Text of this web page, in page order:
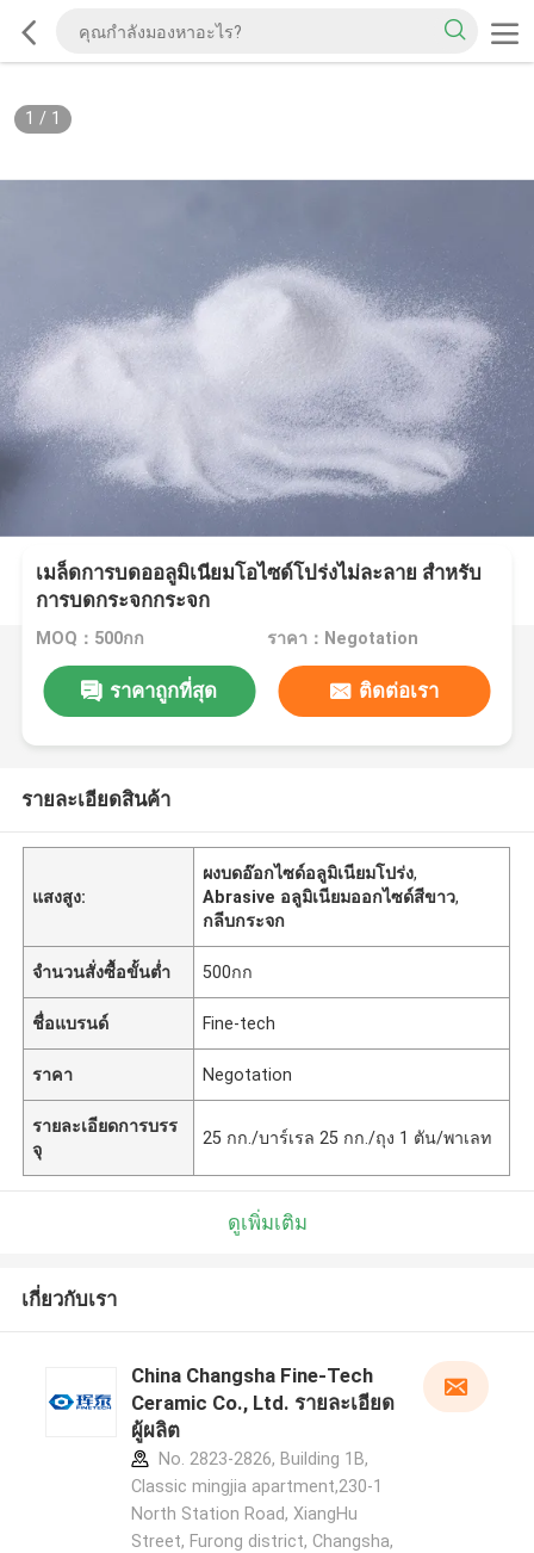
1 / 1
เมล็ดการบดออลูมิเนียมโอไซด์โปร่งไม่ละลาย สําหรับ
การบดกระจกกระจก
MOQ：500กก ราคา：Negotation
ราคาถูกที่สุด ติดต่อเรา
รายละเอียดสินค้า
แสงสูง:
ผงบดอ๊อกไซด์อลูมิเนียมโปร่ง,
Abrasive อลูมิเนียมออกไซด์สีขาว,
กลีบกระจก
จำนวนสั่งซื้อขั้นต่ำ 500กก
ชื่อแบรนด์ Fine-tech
ราคา Negotation
รายละเอียดการบรร
จุ
25 กก./บาร์เรล 25 กก./ถุง 1 ตัน/พาเลท
ดูเพิ่มเติม
เกี่ยวกับเรา
China Changsha Fine-Tech
Ceramic Co., Ltd. รายละเอียด
ผู้ผลิต
No. 2823-2826, Building 1B,
Classic mingjia apartment,230-1
North Station Road, XiangHu
Street, Furong district, Changsha,